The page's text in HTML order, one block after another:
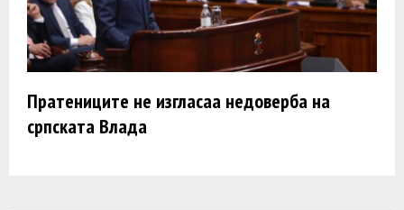
Пратениците не изгласаа недоверба на
српската Влада